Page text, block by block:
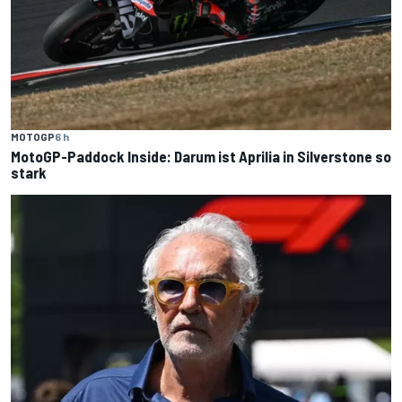
MOTOGP6 h
MotoGP-Paddock Inside: Darum ist Aprilia in Silverstone so
stark